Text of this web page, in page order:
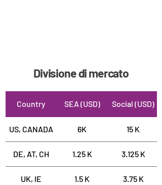
Divisione di mercato
Country SEA (USD) Social (USD)
US, CANADA 6K 15 K
DE, AT, CH 1.25 K 3.125 K
UK, IE 1.5 K 3.75 K